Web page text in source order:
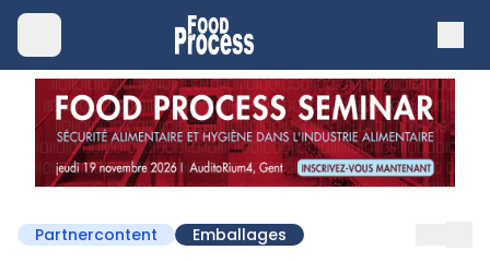
Partnercontent Emballages